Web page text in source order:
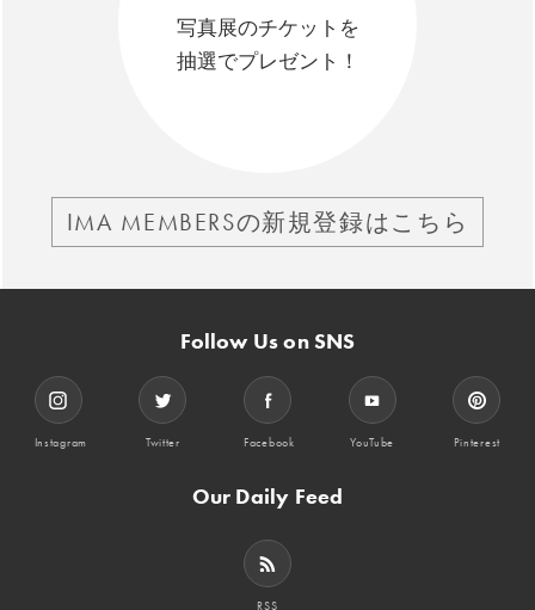
写真展のチケットを
抽選でプレゼント！
IMA MEMBERSの新規登録はこちら
Follow Us on SNS
Instagram Twitter Facebook YouTube Pinterest
Our Daily Feed
RSS